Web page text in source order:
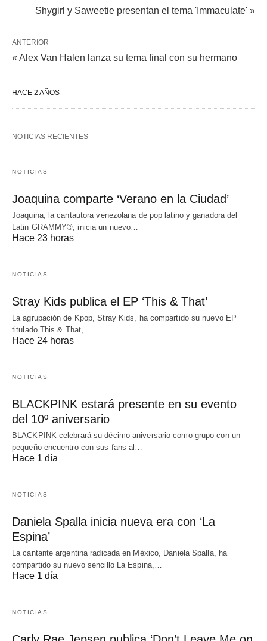
Shygirl y Saweetie presentan el tema 'Immaculate' »
ANTERIOR
« Alex Van Halen lanza su tema final con su hermano
HACE 2 AÑOS
NOTICIAS RECIENTES
NOTICIAS
Joaquina comparte ‘Verano en la Ciudad’
Joaquina, la cantautora venezolana de pop latino y ganadora del
Latin GRAMMY®, inicia un nuevo…
Hace 23 horas
NOTICIAS
Stray Kids publica el EP ‘This & That’
La agrupación de Kpop, Stray Kids, ha compartido su nuevo EP
titulado This & That,…
Hace 24 horas
NOTICIAS
BLACKPINK estará presente en su evento
del 10º aniversario
BLACKPINK celebrará su décimo aniversario como grupo con un
pequeño encuentro con sus fans al…
Hace 1 día
NOTICIAS
Daniela Spalla inicia nueva era con ‘La
Espina’
La cantante argentina radicada en México, Daniela Spalla, ha
compartido su nuevo sencillo La Espina,…
Hace 1 día
NOTICIAS